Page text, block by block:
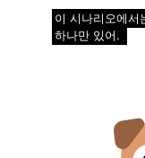
이 시나리오에서
하나만 있어.